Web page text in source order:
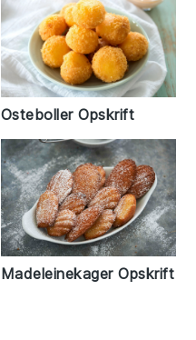
Osteboller Opskrift
Madeleinekager Opskrift